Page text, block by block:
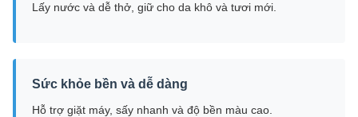
Lấy nước và dễ thở, giữ cho da khô và tươi mới.
Sức khỏe bền và dễ dàng
Hỗ trợ giặt máy, sấy nhanh và độ bền màu cao.